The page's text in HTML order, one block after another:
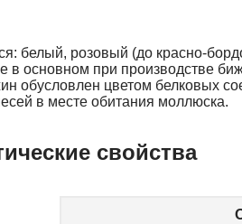
белый, розовый (до красно-
основном при производстве
обусловлен цветом белковых
в месте обитания моллюска.
свойства